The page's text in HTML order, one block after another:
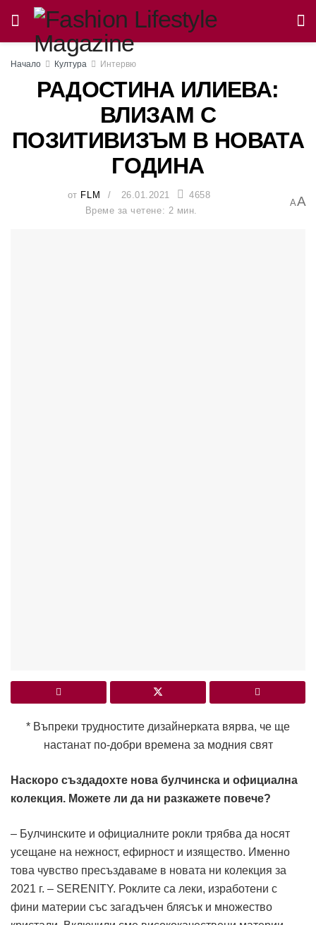
Начало Култура Интервю
РАДОСТИНА ИЛИЕВА:
ВЛИЗАМ С
ПОЗИТИВИЗЪМ В НОВАТА
ГОДИНА
от FLM 26.01.2021
4658
Време за четене: 2 мин.
AA
* Въпреки трудностите дизайнерката вярва, че ще
настанат по-добри времена за модния свят
Наскоро създадохте нова булчинска и официална
колекция. Можете ли да ни разкажете повече?
– Булчинските и официалните рокли трябва да носят
усещане на нежност, ефирност и изящество. Именно
това чувство пресъздаваме в новата ни колекция за
2021 г. – SERENITY. Роклите са леки, изработени с
фини материи със загадъчен блясък и множество